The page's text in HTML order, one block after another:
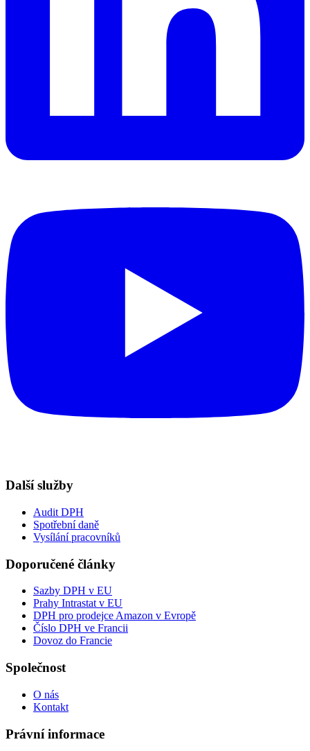
Další služby
Audit DPH
Spotřební daně
Vysílání pracovníků
Doporučené články
Sazby DPH v EU
Prahy Intrastat v EU
DPH pro prodejce Amazon v Evropě
Číslo DPH ve Francii
Dovoz do Francie
Společnost
O nás
Kontakt
Právní informace